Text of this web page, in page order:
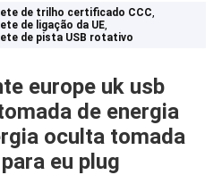
de trilho certificado CCC,
de ligação da UE,
de pista USB rotativo
europe uk usb
de energia
oculta tomada
eu plug